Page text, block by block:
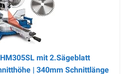
mit 2.Sägeblatt
| 340mm Schnittlänge